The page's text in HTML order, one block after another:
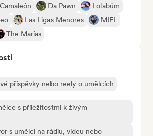
Da Pawn
Lolabúm
Las Ligas Menores
MIEL
The Marías
příspěvky nebo reely o umělcích
s příležitostmi k živým
s umělci na rádiu, videu nebo